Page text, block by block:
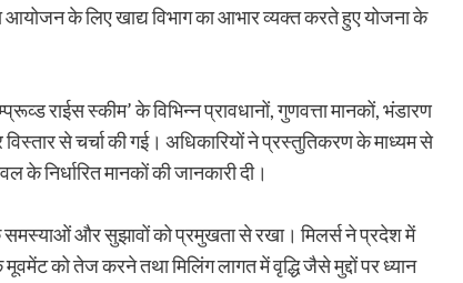
आयोजन के लिए खाद्य विभाग का आभार व्यक्त करते हुए योजना के
राईस स्कीम’ के विभिन्न प्रावधानों, गुणवत्ता मानकों, भंडारण
से चर्चा की गई। अधिकारियों ने प्रस्तुतिकरण के माध्यम से
निर्धारित मानकों की जानकारी दी।
समस्याओं और सुझावों को प्रमुखता से रखा। मिलर्स ने प्रदेश में
को तेज करने तथा मिलिंग लागत में वृद्धि जैसे मुद्दों पर ध्यान